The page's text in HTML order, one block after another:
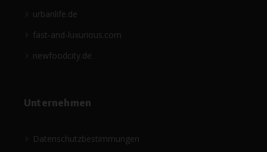
urbanlife.de
fast-and-luxurious.com
newfoodcity.de
Unternehmen
Datenschutzbestimmungen